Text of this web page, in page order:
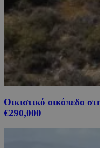
Οικιστικό οικόπεδο
€290,000